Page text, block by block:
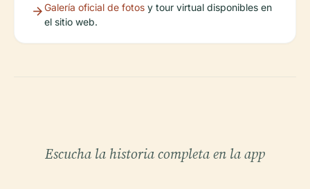
Galería oficial de fotos y tour virtual disponibles en
el sitio web.
Escucha la historia completa en la app